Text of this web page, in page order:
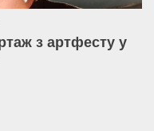
з артфесту у